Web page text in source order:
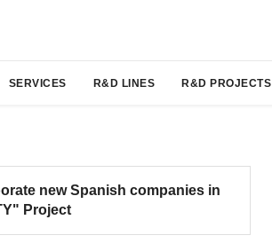
SERVICES R&D LINES R&D PROJECTS
new Spanish companies in
Project